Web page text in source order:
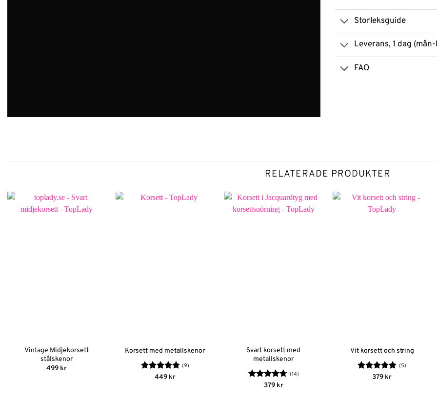
Storleksguide
Leverans, 1 dag
FAQ
RELATERADE PRODUKTER
Vintage Midjekorsett
stålskenor
499 kr
Korsett med metallskenor
Betygsatt
(9)
449 kr
Svart korsett med
metallskenor
Betygsatt
(14)
379 kr
Vit korsett och string
Betygsatt
(5)
379 kr